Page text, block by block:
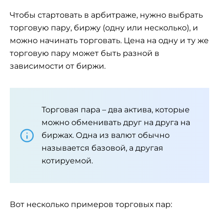
Чтобы стартовать в арбитраже, нужно выбрать
торговую пару, биржу (одну или несколько), и
можно начинать торговать. Цена на одну и ту же
торговую пару может быть разной в
зависимости от биржи.
Торговая пара – два актива, которые
можно обменивать друг на друга на
биржах. Одна из валют обычно
называется базовой, а другая
котируемой.
Вот несколько примеров торговых пар: